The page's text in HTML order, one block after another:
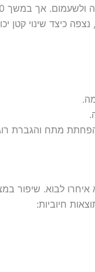
כיצד שינוי קטן
מתח והגברת
לבוא. שיפור
חיוביות: